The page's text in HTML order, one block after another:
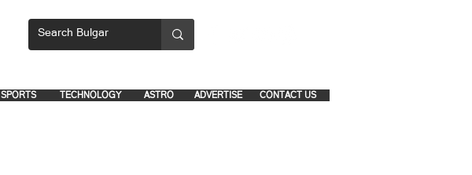
CONTACT US
ADVERTISE
ASTRO
TECHNOLOGY
SPORTS